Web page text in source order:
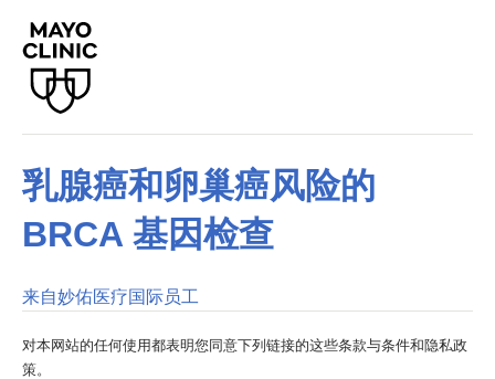
乳腺癌和卵巢癌风险的
BRCA 基因检查
来自妙佑医疗国际员工
对本网站的任何使用都表明您同意下列链接的这些条款与条件和隐私政
策。